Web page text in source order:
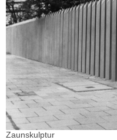
Zaunskulptur